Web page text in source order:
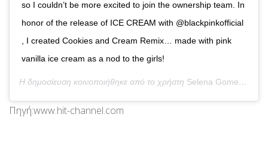
so I couldn’t be more excited to join the ownership team. In
honor of the release of ICE CREAM with @blackpinkofficial
, I created Cookies and Cream Remix… made with pink
vanilla ice cream as a nod to the girls!
Η δημοσίευση κοινοποιήθηκε από το χρήστη Selena Gomez
Πηγή:www.hit-channel.com